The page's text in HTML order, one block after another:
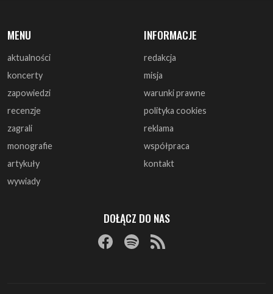
MENU
aktualności
koncerty
zapowiedzi
recenzje
zagrali
monografie
artykuły
wywiady
INFORMACJE
redakcja
misja
warunki prawne
polityka cookies
reklama
współpraca
kontakt
DOŁĄCZ DO NAS